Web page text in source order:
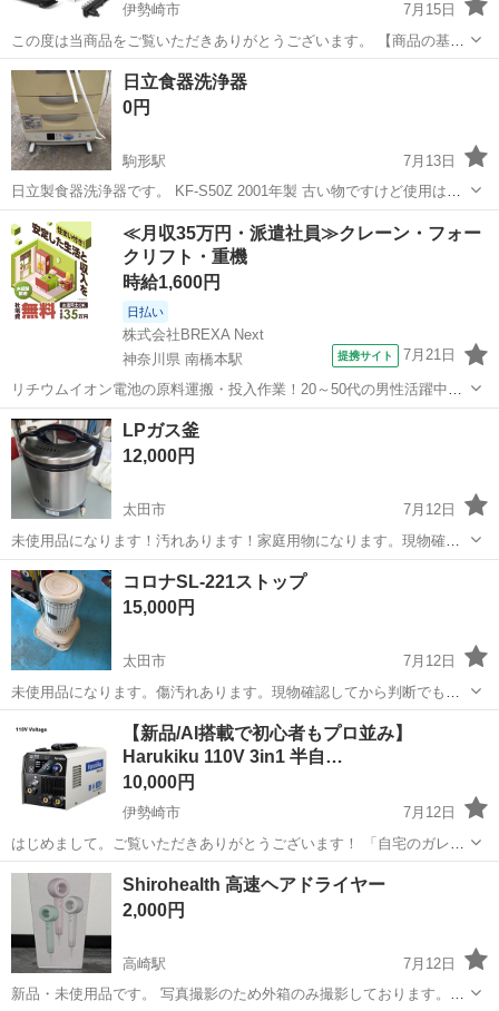
伊勢崎市
7月15日
この度は当商品をご覧いただきありがとうございます。 【商品の基本
情報（スペック）】 ・メーカー/ブランド：Harukiku (ハルキク) ・正
式商品名：INVERTER WELDING MACHINE MMA ...
群馬 伊勢崎市 生活家電
日立食器洗浄器
0円
駒形駅
7月13日
日立製食器洗浄器です。 KF-S50Z 2001年製 古い物ですけど使用は、5
年位です。 使用する予定がないので出品しました。 何方か使って下さ
い。
群馬 伊勢崎市 駒形駅 生活家電
≪月収35万円・派遣社員≫クレーン・フォー
クリフト・重機
時給1,600円
日払い
株式会社BREXA Next
神奈川県 南橋本駅
提携サイト 7月21日
リチウムイオン電池の原料運搬・投入作業！20～50代の男性活躍中★
ワンルーム寮完備！赴任旅費会社負担！年間休日130日★フォークリフ
ト免許お持ちの方、活躍中！就業先食堂利用可★《神奈川県相模原
市》 人気の工場のお仕事 ◇電...
神奈川 相模原市 南橋本駅
LPガス釜
12,000円
太田市
7月12日
未使用品になります！汚れあります！家庭用物になります。現物確認
してから大丈夫です！よろしくお願いします！
群馬 太田市 生活家電 LPガス
コロナSL-221ストップ
15,000円
太田市
7月12日
未使用品になります。傷汚れあります。現物確認してから判断でも大
丈夫です。よろしくお願いします！
生活家電 コロナ
【新品/AI搭載で初心者もプロ並み】
Harukiku 110V 3in1 半自…
10,000円
伊勢崎市
7月12日
はじめまして。ご覧いただきありがとうございます！ 「自宅のガレー
ジで溶接したいけど、200Vの電源工事ができない…」 「ガスボンベの
契約や管理が面倒…」 「初心者だから、電流や電圧のダイヤル設定が
難しそう…」 そ...
群馬 伊勢崎市
Shirohealth 高速ヘアドライヤー
2,000円
高崎駅
7月12日
新品・未使用品です。 写真撮影のため外箱のみ撮影しております。